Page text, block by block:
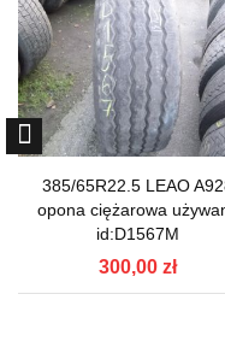
385/65R22.5 LEAO
opona ciężarowa
id:D1567M
300,00 zł